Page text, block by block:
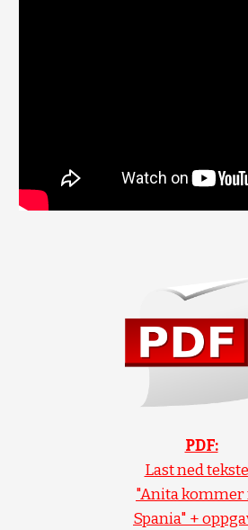
PDF:
Last ned
"Anita kommer
Spania" +